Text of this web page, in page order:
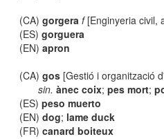
(CA)gorgera f[Enginyeria civil,
(ES)gorguera
(EN)apron
(CA)gos [Gestió i organització
sin. ànec coix; pes mort;
(ES)peso muerto
(EN)dog; lame duck
(FR)canard boiteux